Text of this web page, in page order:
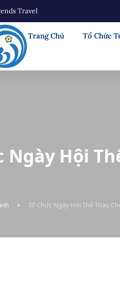
Travel
Trang Chủ Tổ Chức
Ngày Hội
Tổ Chức Ngày Hội Thể Thao